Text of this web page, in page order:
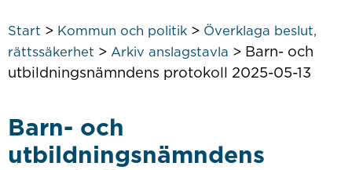
Start > Kommun och politik> Överklaga beslut,
rättssäkerhet > Arkiv anslagstavla > Barn- och
utbildningsnämndens protokoll 2025-05-13
Barn- och
utbildningsnämndens